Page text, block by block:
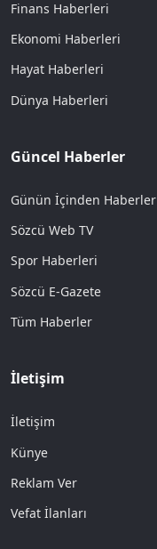
Finans Haberleri
Ekonomi Haberleri
Hayat Haberleri
Dünya Haberleri
Güncel Haberler
Günün İçinden Haberler
Sözcü Web TV
Spor Haberleri
Sözcü E-Gazete
Tüm Haberler
İletişim
İletişim
Künye
Reklam Ver
Vefat İlanları